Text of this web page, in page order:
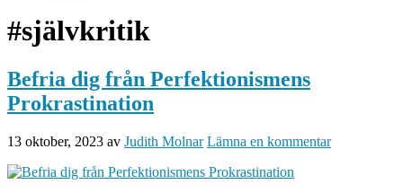
#självkritik
Befria dig från Perfektionismens
Prokrastination
13 oktober, 2023 av Judith Molnar Lämna en kommentar